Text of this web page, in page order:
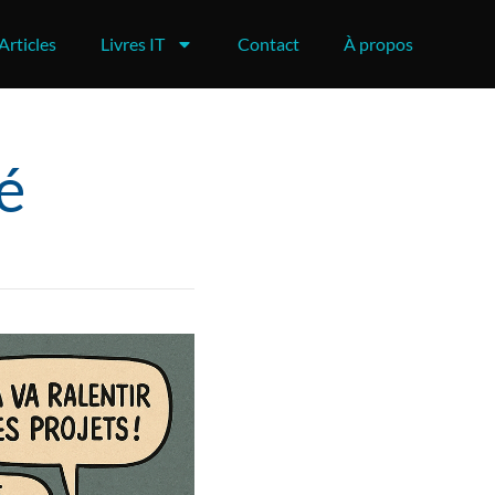
Livres IT Contact À propos